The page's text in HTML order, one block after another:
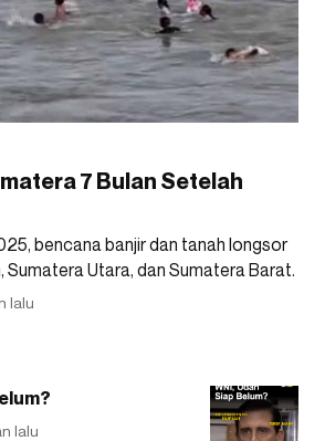
7 Bulan Setelah
bencana banjir dan tanah longsor
Sumatera Utara, dan Sumatera Barat.
lalu
lalu